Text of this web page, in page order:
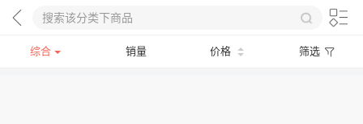
综合 销量 价格 筛选